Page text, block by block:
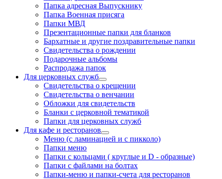
Папка адресная Выпускнику
Папка Военная присяга
Папки МВД
Презентационные папки для бланков
Бархатные и другие поздравительные папки
Свидетельства о рождении
Подарочные альбомы
Распродажа папок
Для церковных служб
Свидетельства о крещении
Свидетельства о венчании
Обложки для свидетельств
Бланки с церковной тематикой
Папки для церковных служб
Для кафе и ресторанов
Меню (с ламинацией и с пикколо)
Папки меню
Папки с кольцами ( круглые и D - образные)
Папки с файлами на болтах
Папки-меню и папки-счета для ресторанов